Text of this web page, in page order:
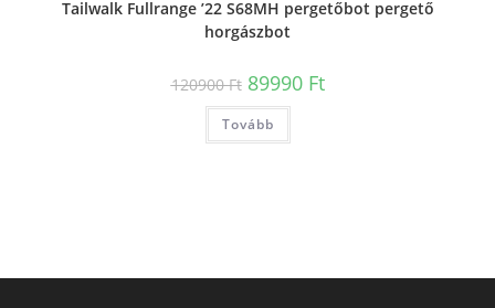
Tailwalk Fullrange ’22 S68MH pergetőbot pergető
horgászbot
120900Ft Original
price
was:
120900 Ft.
89990 FtCurrent
price
Tovább